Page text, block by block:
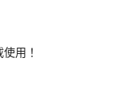
用！